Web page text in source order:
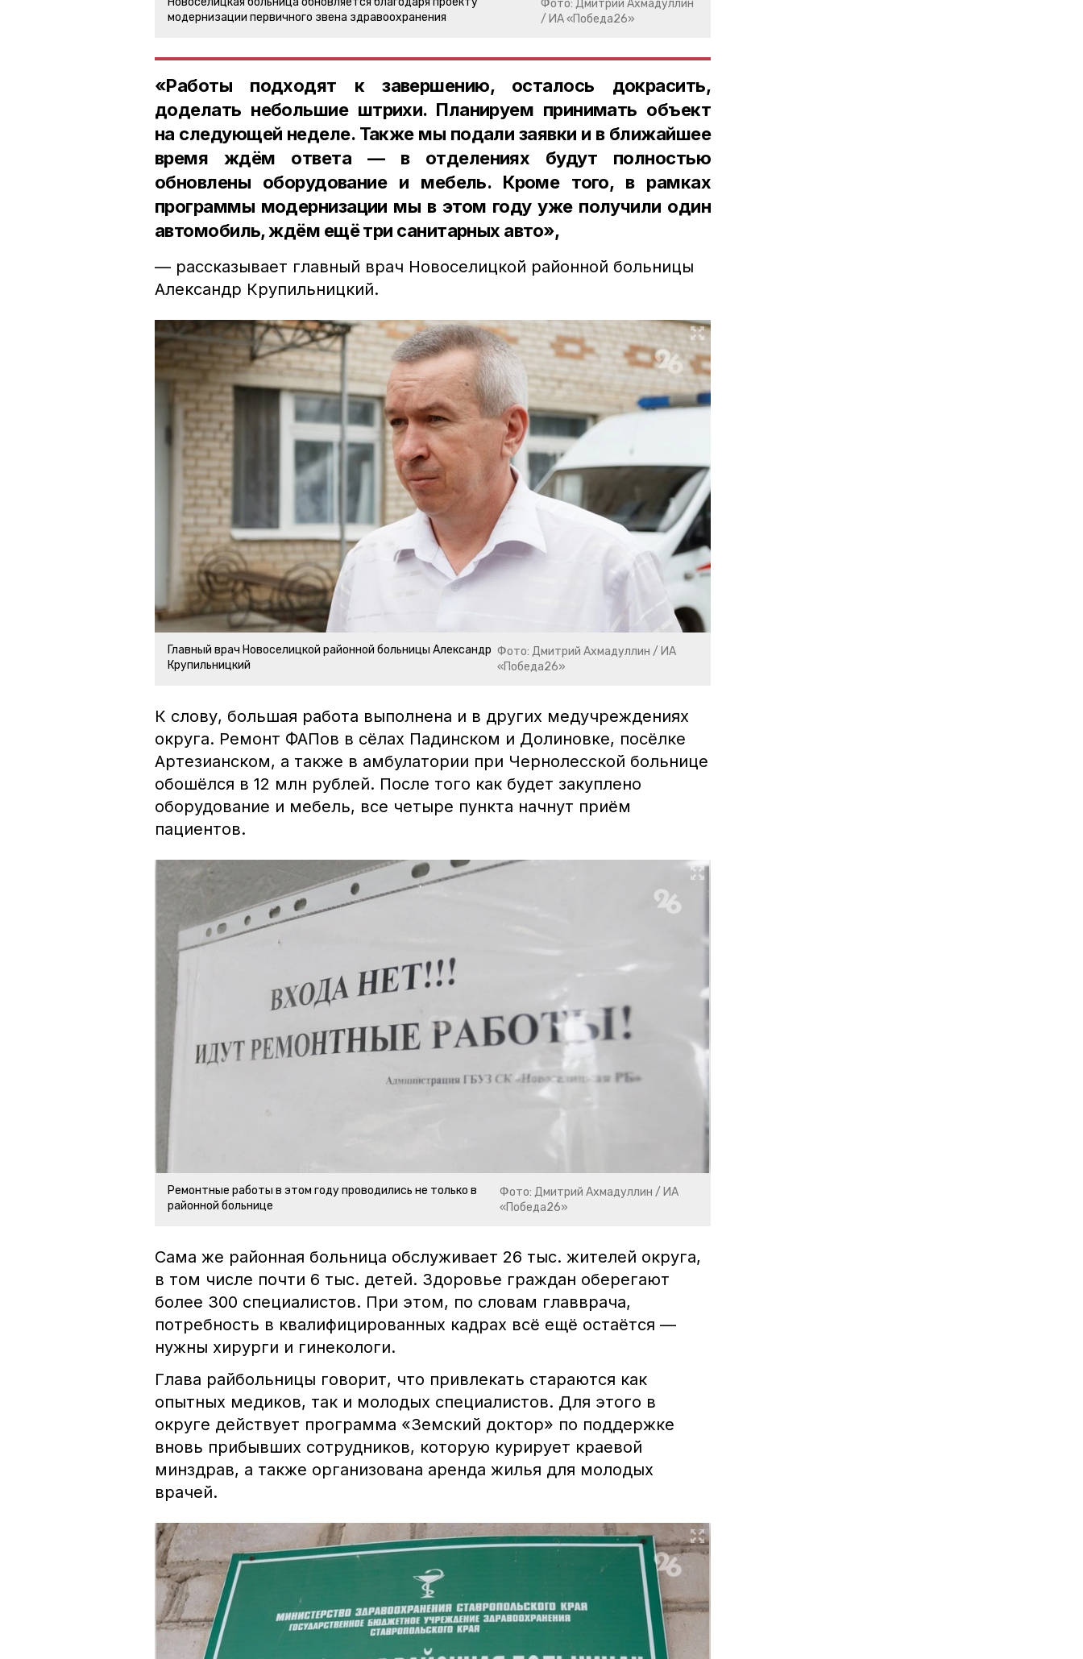
модернизации первичного звена здравоохранения
Фото: Дмитрий Ахмадуллин
/ ИА «Победа26»
«Работы подходят к завершению, осталось докрасить,
доделать небольшие штрихи. Планируем принимать объект
на следующей неделе. Также мы подали заявки и в ближайшее
время ждём ответа — в отделениях будут полностью
обновлены оборудование и мебель. Кроме того, в рамках
программы модернизации мы в этом году уже получили один
автомобиль, ждём ещё три санитарных авто»,
— рассказывает главный врач Новоселицкой районной больницы
Александр Крупильницкий.
Главный врач Новоселицкой районной больницы Александр
Крупильницкий
Фото: Дмитрий Ахмадуллин / ИА
«Победа26»
К слову, большая работа выполнена и в других медучреждениях
округа. Ремонт ФАПов в сёлах Падинском и Долиновке, посёлке
Артезианском, а также в амбулатории при Чернолесской больнице
обошёлся в 12 млн рублей. После того как будет закуплено
оборудование и мебель, все четыре пункта начнут приём
пациентов.
Ремонтные работы в этом году проводились не только в
районной больнице
Фото: Дмитрий Ахмадуллин / ИА
«Победа26»
Сама же районная больница обслуживает 26 тыс. жителей округа,
в том числе почти 6 тыс. детей. Здоровье граждан оберегают
более 300 специалистов. При этом, по словам главврача,
потребность в квалифицированных кадрах всё ещё остаётся —
нужны хирурги и гинекологи.
Глава райбольницы говорит, что привлекать стараются как
опытных медиков, так и молодых специалистов. Для этого в
округе действует программа «Земский доктор» по поддержке
вновь прибывших сотрудников, которую курирует краевой
минздрав, а также организована аренда жилья для молодых
врачей.